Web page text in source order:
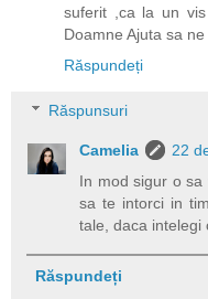
suferit ,ca la un
Doamne Ajuta sa
Răspundeți
Răspunsuri
Camelia
22
In mod sigur o
sa te intorci in
tale, daca intelegi
Răspundeți